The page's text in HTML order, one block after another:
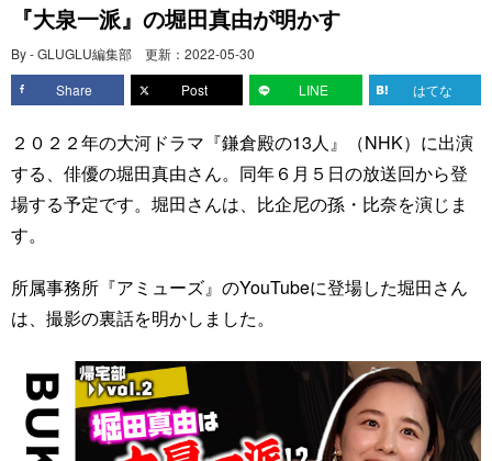
『大泉一派』の堀田真由が明かす
By - GLUGLU編集部 更新： 2022-05-30
Share
Post LINE はてな
２０２２年の大河ドラマ『鎌倉殿の13人』（NHK）に出演
する、俳優の堀田真由さん。同年６月５日の放送回から登
場する予定です。堀田さんは、比企尼の孫・比奈を演じま
す。
所属事務所『アミューズ』のYouTubeに登場した堀田さん
は、撮影の裏話を明かしました。